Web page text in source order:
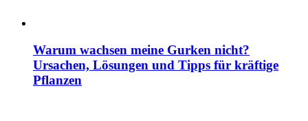
Warum wachsen meine Gurken nicht?
Ursachen, Lösungen und Tipps für kräftige
Pflanzen